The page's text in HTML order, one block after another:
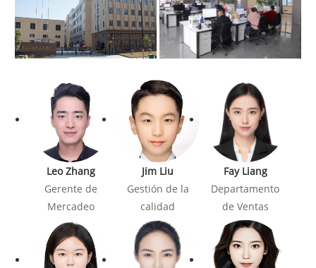
Leo Zhang
Gerente de
Mercadeo
Jim Liu
Gestión de la
calidad
Fay Liang
Departamento
de Ventas